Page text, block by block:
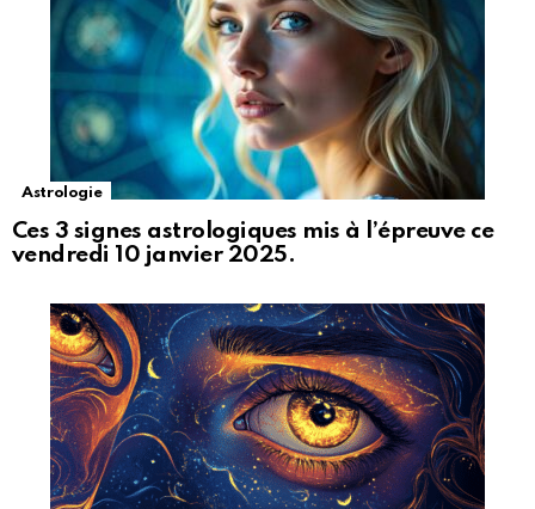
Astrologie
Ces 3 signes astrologiques mis à l’épreuve ce
vendredi 10 janvier 2025.